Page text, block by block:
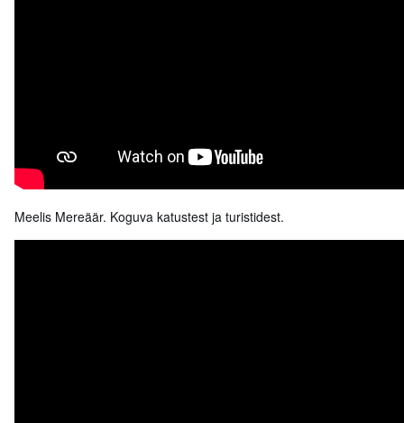
Meelis Mereäär. Koguva katustest ja turistidest.